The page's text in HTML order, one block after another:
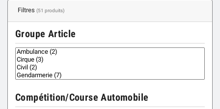
Filtres (51 produits)
Groupe Article
Compétition/Course Automobile